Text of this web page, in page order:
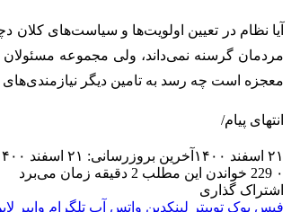
آیا نظام در تعیین اولویت‌ها و سیاست‌های
مردمان گرسنه نمی‌داند، ولی مجموعه مسئولان
معجزه است چه رسد به تامین دیگر
انتهای پیام/
۲۱ اسفند ۱۴۰۰
آخرین بروزرسانی: ۲۱ اسفند ۱۴۰۰
۰
خواندن این مطلب 2 دقیقه زمان می‌برد
اشتراک گذاری
فیس بوک توییتر لینکدین واتس آپ تلگرام وایبر